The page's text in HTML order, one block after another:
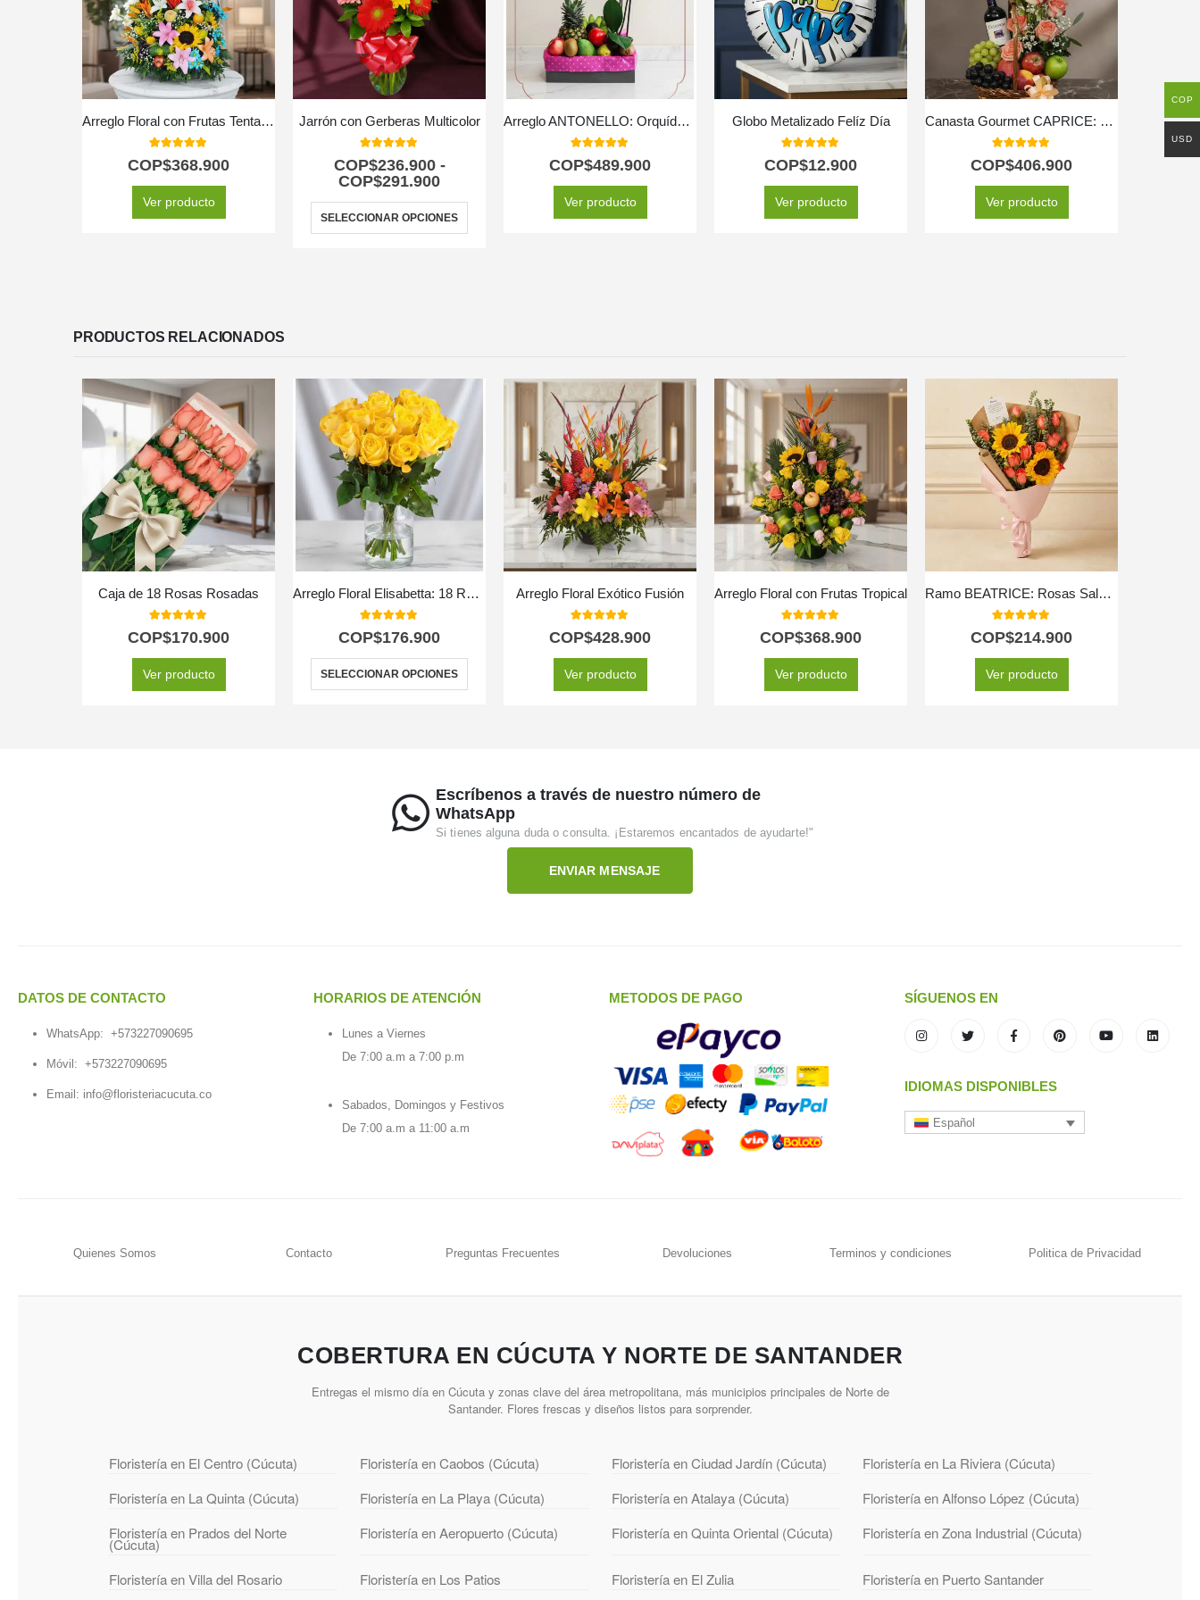
Arreglo Floral con Frutas Tentación
5.00
COP$368.900
Ver producto
Jarrón con Gerberas Multicolor
5.00
COP$236.900 -
COP$291.900
SELECCIONAR OPCIONES
Arreglo ANTONELLO: Orquídea Phalaenopsis y Frutas Selectas 🌿
5.00
COP$489.900
Ver producto
Globo Metalizado Felíz Día
5.00out of 5
COP$12.900
Ver producto
Canasta Gourmet CAPRICE: Rosas Frescas, Frutas y Vino ⚜️
5.00
COP$406.900
Ver producto
PRODUCTOS RELACIONADOS
Caja de 18 Rosas Rosadas
5.00
COP$170.900
Ver producto
Arreglo Floral Elisabetta: 18 Rosas de Amistad y Gratitud 🌼
5.00
COP$176.900
SELECCIONAR OPCIONES
Arreglo Floral Exótico Fusión
5.00
COP$428.900
Ver producto
Arreglo Floral con Frutas Tropical
5.00
COP$368.900
Ver producto
Ramo BEATRICE: Rosas Salmón y Girasoles para Expresar tus Sentimientos 💌
5.00
COP$214.900
Ver producto
Escríbenos a través de nuestro número de
WhatsApp
Si tienes alguna duda o consulta. ¡Estaremos encantados de ayudarte!"
ENVIAR MENSAJE
DATOS DE CONTACTO
WhatsApp: +573227090695
Móvil: +573227090695
Email: info@floristeriacucuta.co
HORARIOS DE ATENCIÓN
Lunes a Viernes
De 7:00 a.m a 7:00 p.m
Sabados, Domingos y Festivos
De 7:00 a.m a 11:00 a.m
METODOS DE PAGO SÍGUENOS EN
IDIOMAS DISPONIBLES
Español
Quienes Somos Contacto Preguntas Frecuentes Devoluciones Terminos y condiciones Politica de Privacidad
COBERTURA EN CÚCUTA Y NORTE DE SANTANDER
Entregas el mismo día en Cúcuta y zonas clave del área metropolitana, más municipios principales de Norte de
Santander. Flores frescas y diseños listos para sorprender.
Floristería en El Centro (Cúcuta) Floristería en Caobos (Cúcuta) Floristería en Ciudad Jardín (Cúcuta)
Floristería en La Riviera (Cúcuta)
Floristería en La Quinta (Cúcuta)
Floristería en La Playa (Cúcuta) Floristería en Atalaya (Cúcuta)
Floristería en Alfonso López (Cúcuta)
Floristería en Prados del Norte
(Cúcuta)
Floristería en Aeropuerto (Cúcuta) Floristería en Quinta Oriental (Cúcuta) Floristería en Zona Industrial (Cúcuta)
Floristería en Villa del Rosario Floristería en Los Patios Floristería en El Zulia Floristería en Puerto Santander
COP
USD